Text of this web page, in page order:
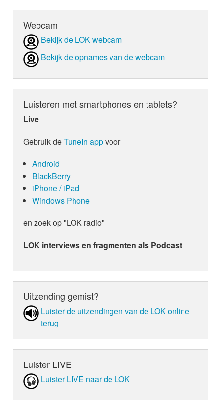
Webcam
Bekijk de LOK webcam
Bekijk de opnames van de webcam
Luisteren met smartphones en tablets?
Live
Gebruik deTuneIn appvoor
Android
BlackBerry
iPhone / iPad
Windows Phone
en zoek op "LOK radio"
LOK interviews en fragmenten als Podcast
Uitzending gemist?
Luister de uit­zen­din­gen van de LOK online
terug
Luister LIVE
Luister LIVE naar de LOK